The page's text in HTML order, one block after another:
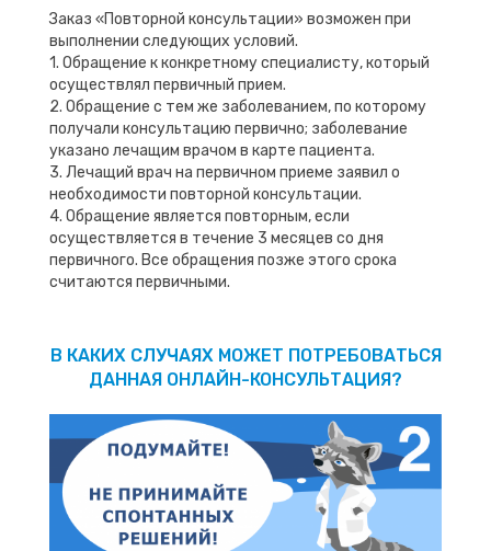
Заказ «Повторной консультации» возможен при
выполнении следующих условий.
1. Обращение к конкретному специалисту, который
осуществлял первичный прием.
2. Обращение с тем же заболеванием, по которому
получали консультацию первично; заболевание
указано лечащим врачом в карте пациента.
3. Лечащий врач на первичном приеме заявил о
необходимости повторной консультации.
4. Обращение является повторным, если
осуществляется в течение 3 месяцев со дня
первичного. Все обращения позже этого срока
считаются первичными.
В КАКИХ СЛУЧАЯХ МОЖЕТ ПОТРЕБОВАТЬСЯ
ДАННАЯ ОНЛАЙН-КОНСУЛЬТАЦИЯ?